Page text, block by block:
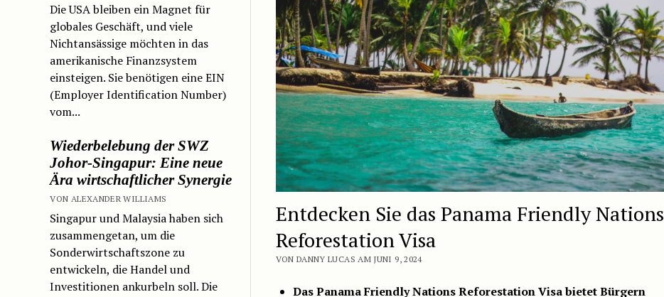
Die USA bleiben ein Magnet für
globales Geschäft, und viele
Nichtansässige möchten in das
amerikanische Finanzsystem
einsteigen. Sie benötigen eine EIN
(Employer Identification Number)
vom...
Wiederbelebung der SWZ
Johor-Singapur: Eine neue
Ära wirtschaftlicher Synergie
VON ALEXANDER WILLIAMS
Singapur und Malaysia haben sich
zusammengetan, um die
Sonderwirtschaftszone zu
entwickeln, die Handel und
Investitionen ankurbeln soll. Die
Entdecken Sie das Panama Friendly Nations
Reforestation Visa
VON DANNY LUCAS AM JUNI 9, 2024
Das Panama Friendly Nations Reforestation Visa bietet Bürgern